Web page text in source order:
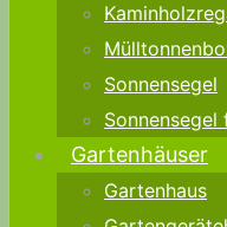
Sonnensegel
Sonnensegel
Gartenhäuser
Gartenhaus